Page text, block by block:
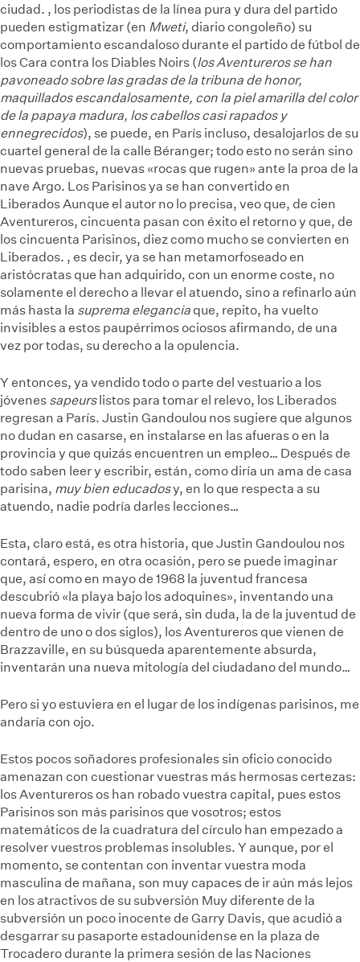
ciudad. , los periodistas de la línea pura y dura del partido
pueden estigmatizar (en Mweti, diario congoleño) su
comportamiento escandaloso durante el partido de fútbol de
los Cara contra los Diables Noirs (los Aventureros se han
pavoneado sobre las gradas de la tribuna de honor,
maquillados escandalosamente, con la piel amarilla del color
de la papaya madura, los cabellos casi rapados y
ennegrecidos), se puede, en París incluso, desalojarlos de su
cuartel general de la calle Béranger; todo esto no serán sino
nuevas pruebas, nuevas «rocas que rugen» ante la proa de la
nave Argo. Los Parisinos ya se han convertido en
LiberadosAunque el autor no lo precisa, veo que, de cien
Aventureros, cincuenta pasan con éxito el retorno y que, de
los cincuenta Parisinos, diez como mucho se convierten en
Liberados. , es decir, ya se han metamorfoseado en
aristócratas que han adquirido, con un enorme coste, no
solamente el derecho a llevar el atuendo, sino a refinarlo aún
más hasta la suprema elegancia que, repito, ha vuelto
invisibles a estos paupérrimos ociosos afirmando, de una
vez por todas, su derecho a la opulencia.
Y entonces, ya vendido todo o parte del vestuario a los
jóvenes sapeurslistos para tomar el relevo, los Liberados
regresan a París. Justin Gandoulou nos sugiere que algunos
no dudan en casarse, en instalarse en las afueras o en la
provincia y que quizás encuentren un empleo… Después de
todo saben leer y escribir, están, como diría un ama de casa
parisina, muy bien educadosy, en lo que respecta a su
atuendo, nadie podría darles lecciones…
Esta, claro está, es otra historia, que Justin Gandoulou nos
contará, espero, en otra ocasión, pero se puede imaginar
que, así como en mayo de 1968 la juventud francesa
descubrió «la playa bajo los adoquines», inventando una
nueva forma de vivir (que será, sin duda, la de la juventud de
dentro de uno o dos siglos), los Aventureros que vienen de
Brazzaville, en su búsqueda aparentemente absurda,
inventarán una nueva mitología del ciudadano del mundo…
Pero si yo estuviera en el lugar de los indígenas parisinos, me
andaría con ojo.
Estos pocos soñadores profesionales sin oficio conocido
amenazan con cuestionar vuestras más hermosas certezas:
los Aventureros os han robado vuestra capital, pues estos
Parisinos son más parisinos que vosotros; estos
matemáticos de la cuadratura del círculo han empezado a
resolver vuestros problemas insolubles. Y aunque, por el
momento, se contentan con inventar vuestra moda
masculina de mañana, son muy capaces de ir aún más lejos
en los atractivos de su subversión Muy diferente de la
subversión un poco inocente de Garry Davis, que acudió a
desgarrar su pasaporte estadounidense en la plaza de
Trocadero durante la primera sesión de las Naciones